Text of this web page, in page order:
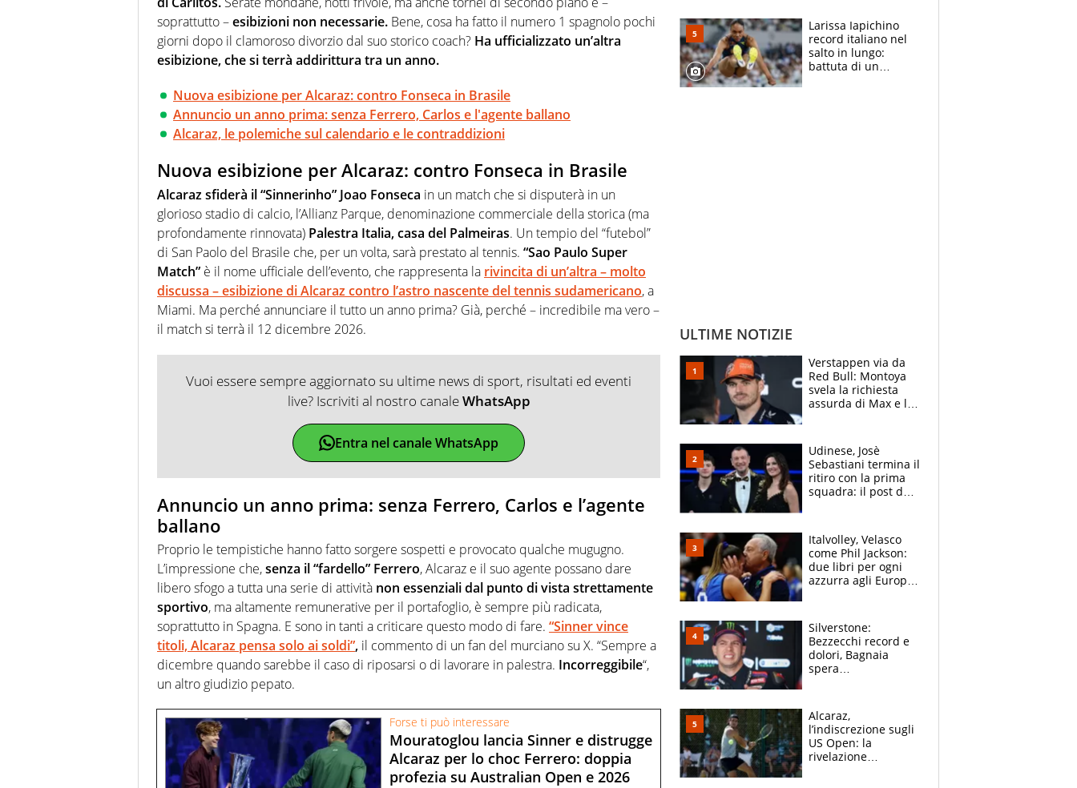
soprattutto –esibizioni non necessarie. Bene, cosa ha fatto il numero 1 spagnolo pochi
giorni dopo il clamoroso divorzio dal suo storico coach? Ha ufficializzato un’altra
esibizione, che si terrà addirittura tra un anno.
Nuova esibizione per Alcaraz: contro Fonseca in Brasile
Annuncio un anno prima: senza Ferrero, Carlos e l'agente ballano
Alcaraz, le polemiche sul calendario e le contraddizioni
Nuova esibizione per Alcaraz: contro Fonseca in Brasile
Alcaraz sfiderà il “Sinnerinho” Joao Fonseca in un match che si disputerà in un
glorioso stadio di calcio, l’Allianz Parque, denominazione commerciale della storica (ma
profondamente rinnovata) Palestra Italia, casa del Palmeiras. Un tempio del “futebol”
di San Paolo del Brasile che, per un volta, sarà prestato al tennis. “Sao Paulo Super
Match” è il nome ufficiale dell’evento, che rappresenta la rivincita di un’altra – molto
discussa – esibizione di Alcaraz contro l’astro nascente del tennis sudamericano, a
Miami. Ma perché annunciare il tutto un anno prima? Già, perché – incredibile ma vero –
il match si terrà il 12 dicembre 2026.
Vuoi essere sempre aggiornato su ultime news di sport, risultati ed eventi
live? Iscriviti al nostro canaleWhatsApp
Entra nel canale WhatsApp
Annuncio un anno prima: senza Ferrero, Carlos e l’agente
ballano
Proprio le tempistiche hanno fatto sorgere sospetti e provocato qualche mugugno.
L’impressione che,senza il “fardello” Ferrero, Alcaraz e il suo agente possano dare
libero sfogo a tutta una serie di attività non essenziali dal punto di vista strettamente
sportivo, ma altamente remunerative per il portafoglio, è sempre più radicata,
soprattutto in Spagna. E sono in tanti a criticare questo modo di fare. “Sinner vince
titoli, Alcaraz pensa solo ai soldi”, il commento di un fan del murciano su X. “Sempre a
dicembre quando sarebbe il caso di riposarsi o di lavorare in palestra. Incorreggibile“,
un altro giudizio pepato.
Forse ti può interessare
Mouratoglou lancia Sinner e distrugge
Alcaraz per lo choc Ferrero: doppia
profezia su Australian Open e 2026
rischio da evitare
Larissa Iapichino
record italiano nel
salto in lungo:
battuta di un
ULTIME NOTIZIE
Verstappen via da
Red Bull: Montoya
svela la richiesta
assurda di Max e lo
McLaren siano
meglio?”
Udinese, Josè
Sebastiani termina il
ritiro con la prima
squadra: il post del
sfondo
Italvolley, Velasco
come Phil Jackson:
due libri per ogni
azzurra agli Europei.
Silverstone:
Bezzecchi record e
dolori, Bagnaia
spera
e vota Aprilia
Alcaraz,
l’indiscrezione sugli
US Open: la
rivelazione